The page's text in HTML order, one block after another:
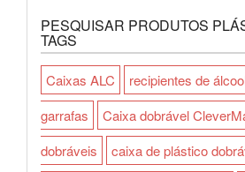
PESQUISAR PRODUTOS
TAGS
Caixas ALC recipientes de
garrafas
Caixa dobrável
dobráveis
caixa de plástico